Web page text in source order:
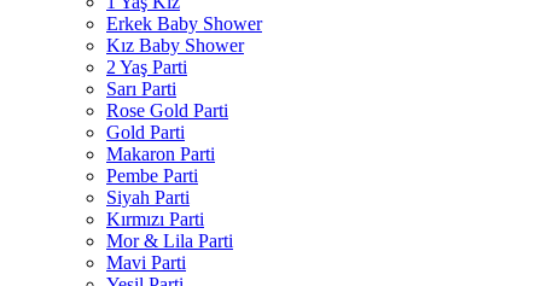
Erkek Baby Shower
Kız Baby Shower
2 Yaş Parti
Sarı Parti
Rose Gold Parti
Gold Parti
Makaron Parti
Pembe Parti
Siyah Parti
Kırmızı Parti
Mor & Lila Parti
Mavi Parti